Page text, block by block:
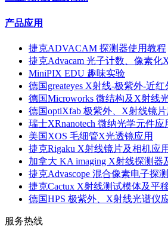
产品应用
捷克ADVACAM 探测器使用教程
捷克Advacam 光子计数、像素化
MiniPIX EDU 趣味实验
德国greateyes X射线-极紫外-近红
德国Microworks 微结构及X射线
德国optiXfab 极紫外、X射线镜片
瑞士XRnanotech 微纳光学元件应
美国XOS 毛细管X光透镜应用
捷克Rigaku X射线镜片及相机应用
加拿大 KA imaging X射线探测器
捷克Advascope 混合像素电子探
捷克Cactux X射线测试模体及平
德国HPS 极紫外、X射线光谱仪
服务热线